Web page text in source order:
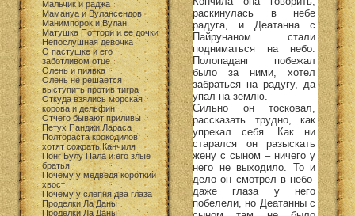
Мальчик и раджа
Мамануа и Вулансендов
Манимпорок и Вулан
Матушка Поттори и ее дочки
Непослушная девочка
О пастушке и его
заботливом отце
Олень и пиявка
Олень не решается
выступить против тигра
Откуда взялись морская
корова и дельфин
Отчего бывают приливы
Петух Панджи Лараса
Полтораста крокодилов
хотят сожрать Канчиля
Понг Булу Пала и его злые
братья
Почему у медведя короткий
хвост
Почему у слепня два глаза
Проделки Ла Даны
Проделки Ла Даны
раскинулась в небе
радуга, и Деатанна с
Пайрунаном стали
подниматься на небо.
Полопаданг побежал
было за ними, хотел
забраться на радугу, да
упал на землю.
Сильно он тосковал,
рассказать трудно, как
упрекал себя. Как ни
старался он разыскать
жену с сыном – ничего у
него не выходило. То и
дело он смотрел в небо-
даже глаза у него
побелели, но Деатанны с